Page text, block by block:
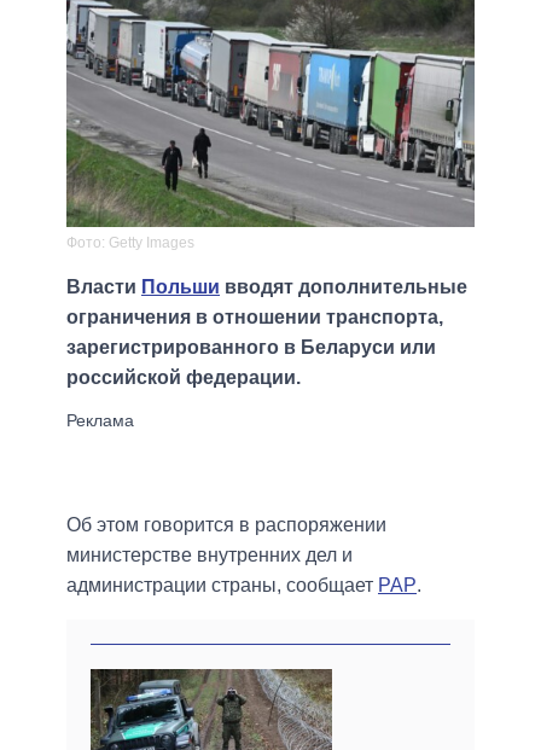
Фото: Getty Images
Власти Польши вводят дополнительные
ограничения в отношении транспорта,
зарегистрированного в Беларуси или
российской федерации.
Об этом говорится в распоряжении
министерстве внутренних дел и
администрации страны, сообщает PAP.